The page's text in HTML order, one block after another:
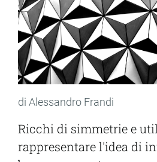
di Alessandro Frandi
Ricchi di simmetrie e
rappresentare l'idea di